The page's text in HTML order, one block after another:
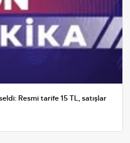
Resmi tarife 15 TL, satışlar